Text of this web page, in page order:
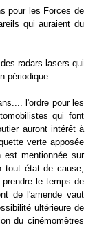
pour les Forces de
qui auraient du
radars lasers qui
périodique.
l'ordre pour les
qui font
auront intérêt à
verte apposée
est mentionnée sur
tout état de cause,
le temps de
de l'amende vaut
ultérieure de
du cinémomètres